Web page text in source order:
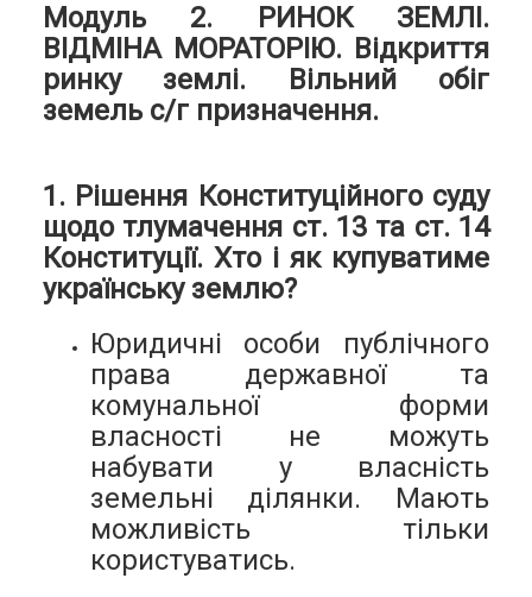
Модуль 2. РИНОК ЗЕМЛІ.
ВІДМІНА МОРАТОРІЮ. Відкриття
ринку землі. Вільний обіг
земель с/г призначення.
1. Рішення Конституційного суду
щодо тлумачення ст. 13 та ст. 14
Конституції. Хто і як купуватиме
українську землю?
Юридичні особи публічного
права державної та
комунальної форми
власності не можуть
набувати у власність
земельні ділянки. Мають
можливість тільки
користуватись.